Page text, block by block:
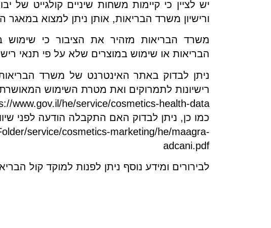
יש לציין כי קיימות משחות שיניים קולגייט של
ורישיון משרד הבריאות, אותן ניתן למצוא
משרד הבריאות מזהיר את הציבור כי שימוש
הבריאות או שימוש במוצרים שלא על פי תנאי
ניתן לבדוק באתר האינטרנט של משרד
רישיונות לתמרוקים ואת מטרת השימוש
www.gov.il/he/service/cosmetics-health-data
כמו כן, ניתן לבדוק האם התקבלה הודעה לפני
service/cosmetics-marketing/he/maagra-
adcani.pdf
לבירורים ומידע נוסף ניתן לפנות למוקד קול הבריאות